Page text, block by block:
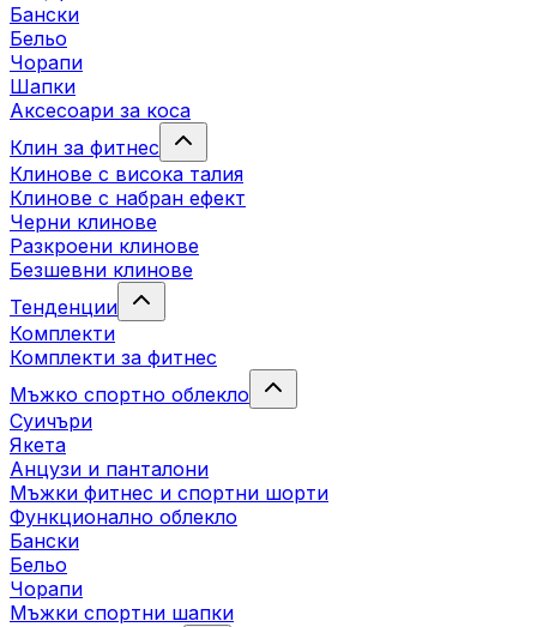
Бански
Бельо
Чорапи
Шапки
Аксесоари за коса
Клин за фитнес
Клинове с висока талия
Клинове с набран ефект
Черни клинове
Разкроени клинове
Безшевни клинове
Тенденции
Комплекти
Комплекти за фитнес
Мъжко спортно облекло
Суичъри
Якета
Aнцузи и панталони
Mъжки фитнес и спортни шорти
Функционално облекло
Бански
Бельо
Чорапи
Mъжки спортни шапки